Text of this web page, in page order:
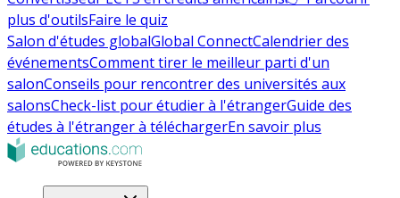
plus d'outilsFaire le quiz
Salon d'études globalGlobal ConnectCalendrier des
événementsComment tirer le meilleur parti d'un
salonConseils pour rencontrer des universités aux
salonsCheck-list pour étudier à l'étrangerGuide des
études à l'étranger à téléchargerEn savoir plus